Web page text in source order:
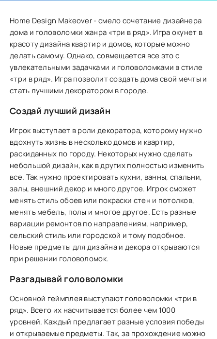
Home Design Makeover - смело сочетание дизайнера
дома и головоломки жанра «три в ряд». Игра окунет в
красоту дизайна квартир и домов, которые можно
делать самому. Однако, совмещается все это с
увлекательными задачками и головоломками в стиле
«три в ряд». Игра позволит создать дома свой мечты и
стать лучшими декоратором в городе.
Создай лучший дизайн
Игрок выступает в роли декоратора, которому нужно
вдохнуть жизнь в несколько домов и квартир,
раскиданных по городу. Некоторых нужно сделать
небольшой дизайн, как в других полностью изменить
все. Так нужно проектировать кухни, ванны, спальни,
залы, внешний декор и много другое. Игрок сможет
менять стиль обоев или покраски стен и потолков,
менять мебель, полы и многое другое. Есть разные
вариации ремонтов по направлениям, например,
сельский стиль или городской и тому подобное.
Новые предметы для дизайна и декора открываются
при решении головоломок.
Разгадывай головоломки
Основной геймплея выступают головоломки «три в
ряд». Всего их насчитывается более чем 1000
уровней. Каждый предлагает разные условия победы
и открываемые предметы. Так, за прохождение можно